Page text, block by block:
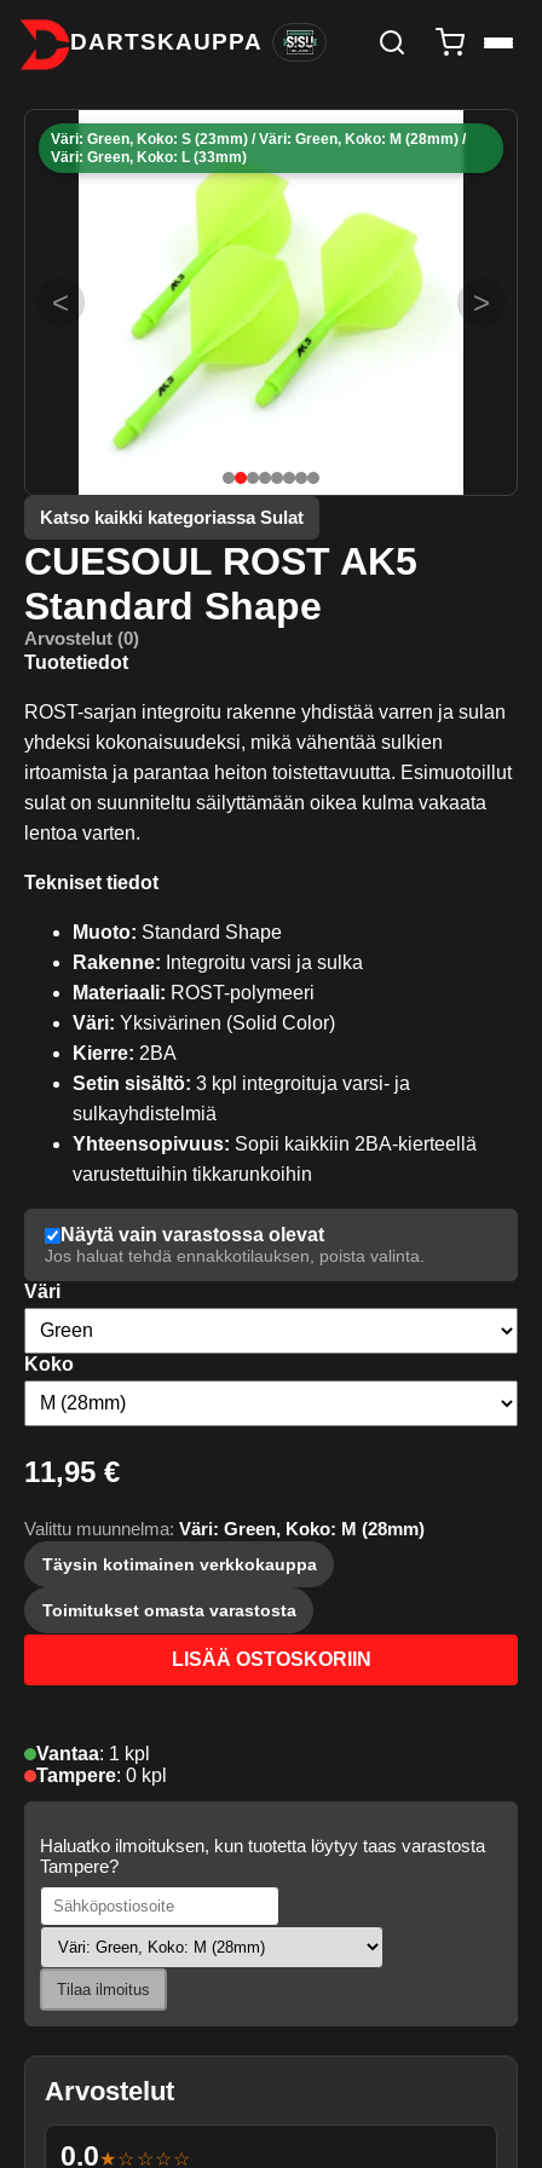
DARTSKAUPPA
Väri: Green, Koko: S (23mm) / Väri: Green, Koko: M (28mm) /
Väri: Green, Koko: L (33mm)
< >
Arvostelut
0.0★☆☆☆☆
Katso kaikki kategoriassa Sulat
CUESOUL ROST AK5
Standard Shape
Arvostelut (0)
Tuotetiedot
ROST-sarjan integroitu rakenne yhdistää varren ja sulan
yhdeksi kokonaisuudeksi, mikä vähentää sulkien
irtoamista ja parantaa heiton toistettavuutta. Esimuotoillut
sulat on suunniteltu säilyttämään oikea kulma vakaata
lentoa varten.
Tekniset tiedot
Muoto: Standard Shape
Rakenne: Integroitu varsi ja sulka
Materiaali: ROST-polymeeri
Väri: Yksivärinen (Solid Color)
Kierre: 2BA
Setin sisältö: 3 kpl integroituja varsi- ja
sulkayhdistelmiä
Yhteensopivuus: Sopii kaikkiin 2BA-kierteellä
varustettuihin tikkarunkoihin
Näytä vain varastossa olevat
Jos haluat tehdä ennakkotilauksen, poista valinta.
Väri
Koko
11,95 €
Valittu muunnelma: Väri: Green, Koko: M (28mm)
Täysin kotimainen verkkokauppa
Toimitukset omasta varastosta
LISÄÄ OSTOSKORIIN
Vantaa: 1 kpl
Tampere: 0 kpl
Haluatko ilmoituksen, kun tuotetta löytyy taas varastosta
Tampere?
Tilaa ilmoitus